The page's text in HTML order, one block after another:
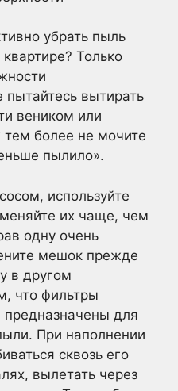
убрать пыль
Только
вытирать
веником или
более не мочите
пылило».
используйте
их чаще, чем
одну очень
мешок прежде
в другом
что фильтры
для
При наполнении
сквозь его
вылетать через